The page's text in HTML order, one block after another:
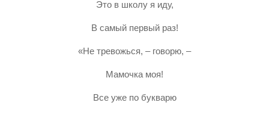
Это в школу я иду,
В самый первый раз!
«Не тревожься, – говорю, –
Мамочка моя!
Все уже по букварю